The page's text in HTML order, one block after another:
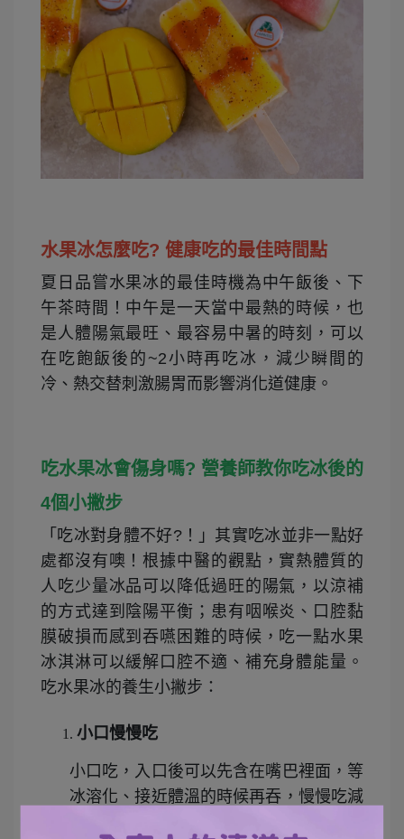
水果冰怎麼吃? 健康吃的最佳時間點
夏日品嘗水果冰的最佳時機為中午飯後、下
午茶時間！中午是一天當中最熱的時候，也
是人體陽氣最旺、最容易中暑的時刻，可以
在吃飽飯後的~2小時再吃冰，減少瞬間的
冷、熱交替刺激腸胃而影響消化道健康。
吃水果冰會傷身嗎? 營養師教你吃冰後的
4個小撇步
「吃冰對身體不好?！」其實吃冰並非一點好
處都沒有噢！根據中醫的觀點，實熱體質的
人吃少量冰品可以降低過旺的陽氣，以涼補
的方式達到陰陽平衡；患有咽喉炎、口腔黏
膜破損而感到吞嚥困難的時候，吃一點水果
冰淇淋可以緩解口腔不適、補充身體能量。
吃水果冰的養生小撇步：
小口慢慢吃
小口吃，入口後可以先含在嘴巴裡面，等
冰溶化、接近體溫的時候再吞，慢慢吃減